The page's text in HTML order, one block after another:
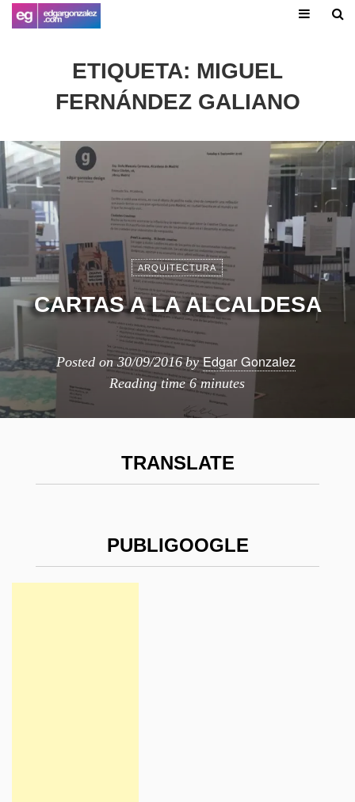
ETIQUETA: MIGUEL
FERNÁNDEZ GALIANO
ARQUITECTURA
CARTAS A LA ALCALDESA
Posted on 30/09/2016 byEdgar Gonzalez
Reading time6 minutes
TRANSLATE
PUBLIGOOGLE